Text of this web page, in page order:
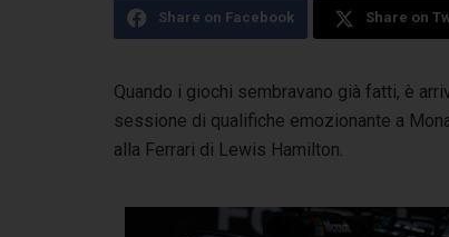
Share on Facebook Share on
Quando i giochi sembravano già fatti, è
sessione di qualifiche emozionante a
alla Ferrari di Lewis Hamilton.